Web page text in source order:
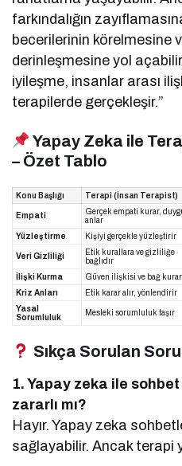
farkındalığın
becerilerinin körelmesine
derinleşmesine yol
iyileşme, insanlar arası
terapilerde gerçekleşir.”
Yapay Zeka ile
– Özet Tablo
Konu Başlığı Terapi (İnsan Terapist)
Empati
Gerçek empati kurar,
anlar
Yüzleştirme Kişiyi gerçekle yüzleştirir
Veri Gizliliği
Etik kurallara ve gizliliğe
bağlıdır
İlişki Kurma
Güven ilişkisi ve bağ kurar
Kriz Anları
Etik karar alır, yönlendirir
Yasal
Sorumluluk
Mesleki sorumluluk taşır
Sıkça Sorulan
1. Yapay zeka ile
zararlı mı?
Hayır. Yapay zeka
sağlayabilir. Ancak terapi